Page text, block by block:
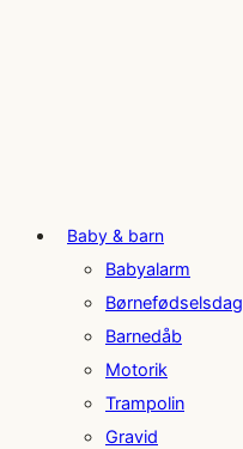
Baby & barn
Babyalarm
Børnefødselsdag
Barnedåb
Motorik
Trampolin
Gravid